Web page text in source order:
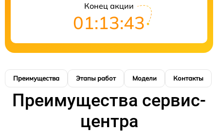
Конец акции
01:13:42
Преимущества Этапы работ Модели Контакты
Преимущества сервис-
центра